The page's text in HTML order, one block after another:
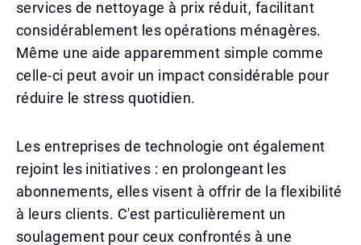
services de nettoyage à prix réduit, facilitant
considérablement les opérations ménagères.
Même une aide apparemment simple comme
celle-ci peut avoir un impact considérable pour
réduire le stress quotidien.
Les entreprises de technologie ont également
rejoint les initiatives : en prolongeant les
abonnements, elles visent à offrir de la flexibilité
à leurs clients. C'est particulièrement un
soulagement pour ceux confrontés à une